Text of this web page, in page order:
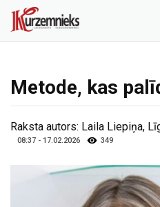
Metode, kas
Raksta autors: Laila Liepiņa,
08:37 - 17.02.2026 349